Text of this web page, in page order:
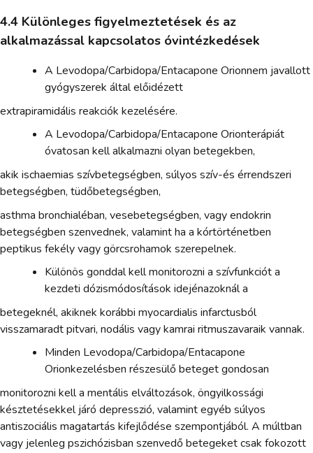
4.4 Különleges figyelmeztetések és az
alkalmazással kapcsolatos óvintézkedések
A Levodopa/Carbidopa/Entacapone Orionnem javallott
gyógyszerek által előidézett
extrapiramidális reakciók kezelésére.
A Levodopa/Carbidopa/Entacapone Orionterápiát
óvatosan kell alkalmazni olyan betegekben,
akik ischaemias szívbetegségben, súlyos szív-és érrendszeri
betegségben, tüdőbetegségben,
asthma bronchialéban, vesebetegségben, vagy endokrin
betegségben szenvednek, valamint ha a kórtörténetben
peptikus fekély vagy görcsrohamok szerepelnek.
Különös gonddal kell monitorozni a szívfunkciót a
kezdeti dózismódosítások idejénazoknál a
betegeknél, akiknek korábbi myocardialis infarctusból
visszamaradt pitvari, nodális vagy kamrai ritmuszavaraik vannak.
Minden Levodopa/Carbidopa/Entacapone
Orionkezelésben részesülő beteget gondosan
monitorozni kell a mentális elváltozások, öngyilkossági
késztetésekkel járó depresszió, valamint egyéb súlyos
antiszociális magatartás kifejlődése szempontjából. A múltban
vagy jelenleg pszichózisban szenvedő betegeket csak fokozott